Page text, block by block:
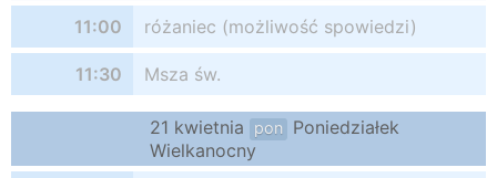
11:00 różaniec (możliwość spowiedzi)
11:30 Msza św.
21 kwietnia pon
Poniedziałek
Wielkanocny